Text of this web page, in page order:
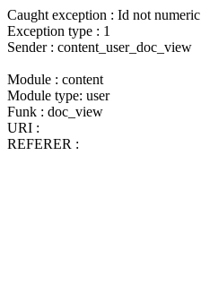
Caught exception : Id not numeric
Exception type : 1
Sender : content_user_doc_view
Module : content
Module type: user
Funk : doc_view
URI :
REFERER :